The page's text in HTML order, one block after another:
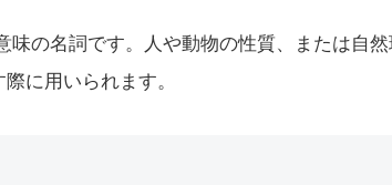
味の名詞です。人や動物の性質、または自
に用いられます。